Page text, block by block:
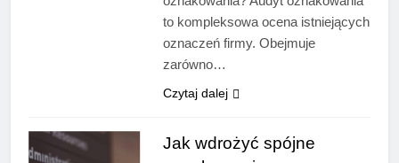
to kompleksowa ocena istniejących
oznaczeń firmy. Obejmuje
zarówno…
Czytaj dalej
Jak wdrożyć spójne